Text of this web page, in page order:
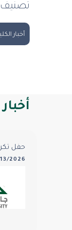
تصنيف
أخبار
حفل تكريم
- 08:10